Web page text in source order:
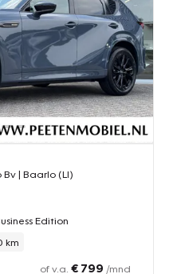
Bv| Baarlo (LI)
Edition
km
of v.a. € 799 /mnd